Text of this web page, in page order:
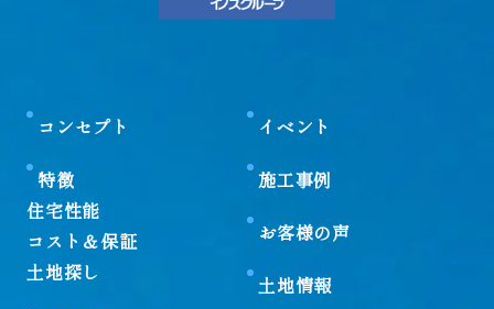
コンセプト
特徴
住宅性能
コスト＆保証
土地探し
イベント
施工事例
お客様の声
土地情報